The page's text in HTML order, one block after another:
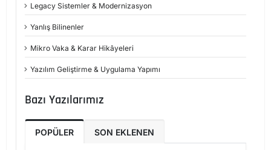
Legacy Sistemler & Modernizasyon
Yanlış Bilinenler
Mikro Vaka & Karar Hikâyeleri
Yazılım Geliştirme & Uygulama Yapımı
Bazı Yazılarımız
POPÜLER SON EKLENEN